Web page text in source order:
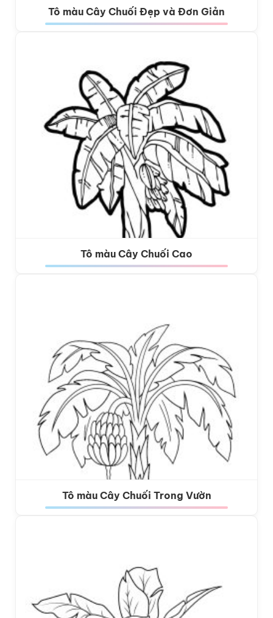
Tô màu Cây Chuối Đẹp và Đơn Giản
Tô màu Cây Chuối Cao
Tô màu Cây Chuối Trong Vườn